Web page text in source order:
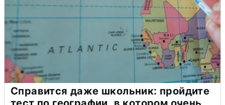
Справится даже школьник: пройдите